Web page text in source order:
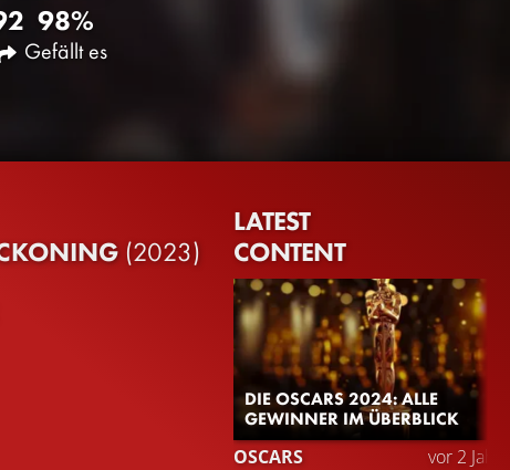
98%
Gefällt es
(2023)
LATEST
CONTENT
DIE OSCARS 2024: ALLE
GEWINNER IM ÜBERBLICK
OSCARS vor 2 Jahren